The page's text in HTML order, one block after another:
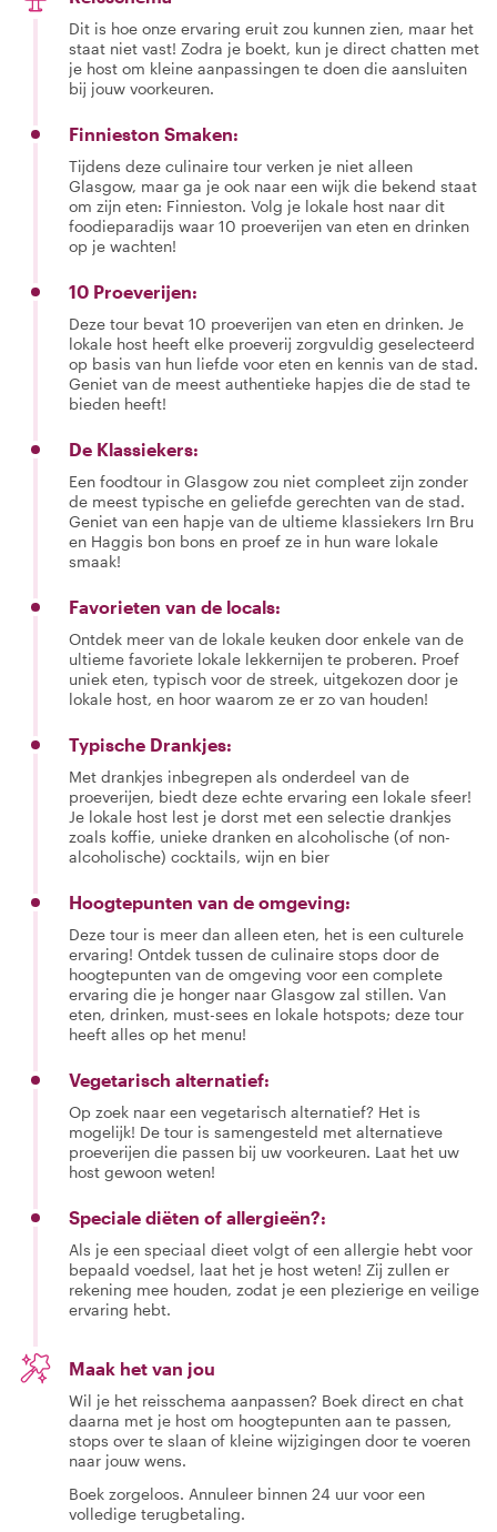
Dit is hoe onze ervaring eruit zou kunnen zien, maar het
staat niet vast! Zodra je boekt, kun je direct chatten met
je host om kleine aanpassingen te doen die aansluiten
bij jouw voorkeuren.
Finnieston Smaken:
Tijdens deze culinaire tour verken je niet alleen
Glasgow, maar ga je ook naar een wijk die bekend staat
om zijn eten: Finnieston. Volg je lokale host naar dit
foodieparadijs waar 10 proeverijen van eten en drinken
op je wachten!
10 Proeverijen:
Deze tour bevat 10 proeverijen van eten en drinken. Je
lokale host heeft elke proeverij zorgvuldig geselecteerd
op basis van hun liefde voor eten en kennis van de stad.
Geniet van de meest authentieke hapjes die de stad te
bieden heeft!
De Klassiekers:
Een foodtour in Glasgow zou niet compleet zijn zonder
de meest typische en geliefde gerechten van de stad.
Geniet van een hapje van de ultieme klassiekers Irn Bru
en Haggis bon bons en proef ze in hun ware lokale
smaak!
Favorieten van de locals:
Ontdek meer van de lokale keuken door enkele van de
ultieme favoriete lokale lekkernijen te proberen. Proef
uniek eten, typisch voor de streek, uitgekozen door je
lokale host, en hoor waarom ze er zo van houden!
Typische Drankjes:
Met drankjes inbegrepen als onderdeel van de
proeverijen, biedt deze echte ervaring een lokale sfeer!
Je lokale host lest je dorst met een selectie drankjes
zoals koffie, unieke dranken en alcoholische (of non-
alcoholische) cocktails, wijn en bier
Hoogtepunten van de omgeving:
Deze tour is meer dan alleen eten, het is een culturele
ervaring! Ontdek tussen de culinaire stops door de
hoogtepunten van de omgeving voor een complete
ervaring die je honger naar Glasgow zal stillen. Van
eten, drinken, must-sees en lokale hotspots; deze tour
heeft alles op het menu!
Vegetarisch alternatief:
Op zoek naar een vegetarisch alternatief? Het is
mogelijk! De tour is samengesteld met alternatieve
proeverijen die passen bij uw voorkeuren. Laat het uw
host gewoon weten!
Speciale diëten of allergieën?:
Als je een speciaal dieet volgt of een allergie hebt voor
bepaald voedsel, laat het je host weten! Zij zullen er
rekening mee houden, zodat je een plezierige en veilige
ervaring hebt.
Maak het van jou
Wil je het reisschema aanpassen? Boek direct en chat
daarna met je host om hoogtepunten aan te passen,
stops over te slaan of kleine wijzigingen door te voeren
naar jouw wens.
Boek zorgeloos. Annuleer binnen 24 uur voor een
volledige terugbetaling.